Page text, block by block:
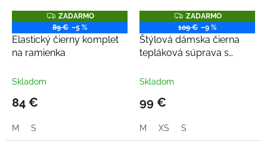
Z
A
D
A
R
M
ZADARMO
89 € –5 %
Elastický čierny komplet
na ramienka
Skladom
84 €
M S
Z
A
D
A
R
M
ZADARMO
109 € –9 %
Štýlová dámska čierna
tepláková súprava s
Skladom
99 €
M XS S